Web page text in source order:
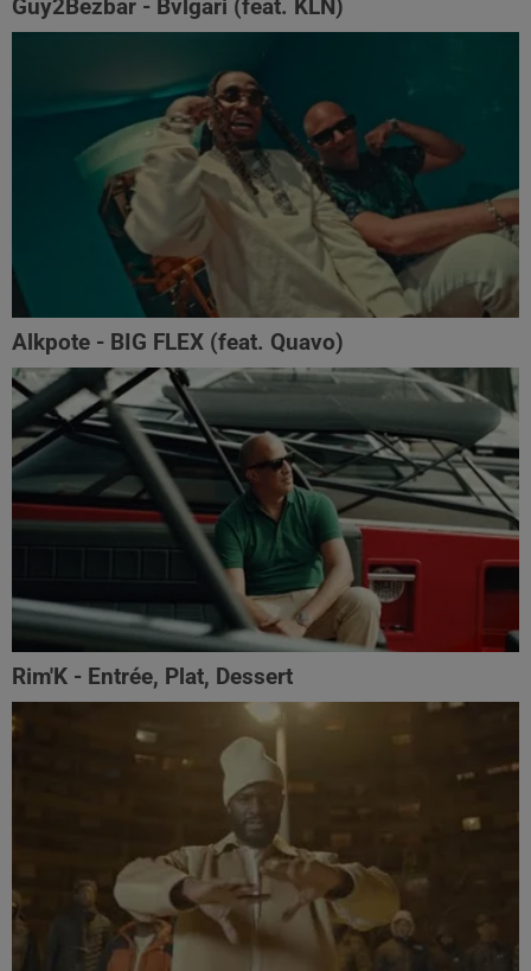
Guy2Bezbar - Bvlgari (feat. KLN)
Alkpote - BIG FLEX (feat. Quavo)
Rim'K - Entrée, Plat, Dessert